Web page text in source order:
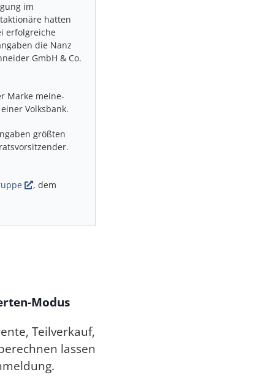
im
hatten
erfolgreiche
die Nanz
GmbH & Co.
Marke meine-
Volksbank.
größten
, dem
Modus
Teilverkauf,
lassen